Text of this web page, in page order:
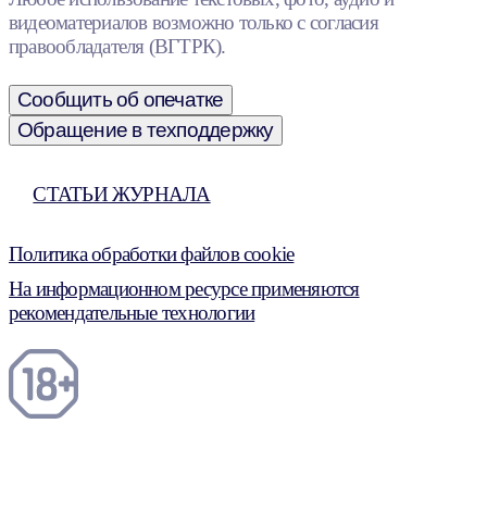
видеоматериалов возможно только с согласия
правообладателя (ВГТРК).
Сообщить об опечатке
Обращение в техподдержку
СТАТЬИ ЖУРНАЛА
Политика обработки файлов cookie
На информационном ресурсе применяются
рекомендательные технологии